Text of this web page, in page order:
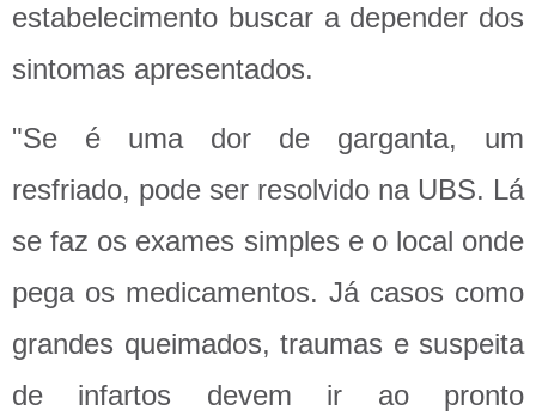
estabelecimento buscar a depender dos
sintomas apresentados.
"Se é uma dor de garganta, um
resfriado, pode ser resolvido na UBS. Lá
se faz os exames simples e o local onde
pega os medicamentos. Já casos como
grandes queimados, traumas e suspeita
de infartos devem ir ao pronto